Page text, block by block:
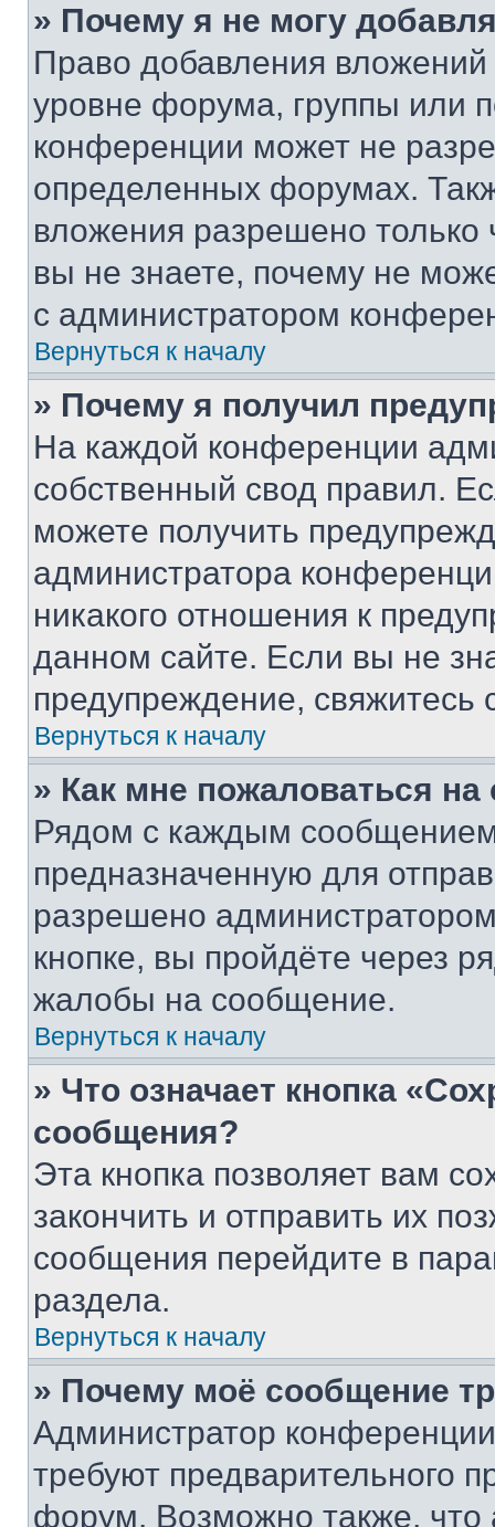
» Почему я не могу
Право добавления
уровне форума, группы или
конференции может не
определенных форумах.
вложения разрешено
вы не знаете, почему не
с администратором
Вернуться к началу
» Почему я получил
На каждой конференции
собственный свод правил.
можете получить
администратора
никакого отношения к
данном сайте. Если вы не
предупреждение,
Вернуться к началу
» Как мне пожаловаться
Рядом с каждым сообщением
предназначенную для
разрешено
кнопке, вы пройдёте через
жалобы на сообщение.
Вернуться к началу
» Что означает кнопка
сообщения?
Эта кнопка позволяет вам
закончить и отправить их
сообщения перейдите в
раздела.
Вернуться к началу
» Почему моё сообщение
Администратор
требуют предварительного
форум. Возможно также, что